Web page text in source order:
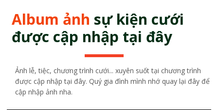
Album ảnh sự kiện cưới
được cập nhập tại đây
Ảnh lễ, tiệc, chương trình cưới... xuyên suốt tại chương trình
được cập nhập tại đây. Quý gia đình mình nhớ quay lại đây để
cập nhập ảnh nha.